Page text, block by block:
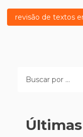
revisão de textos